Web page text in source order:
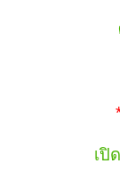
เปิ